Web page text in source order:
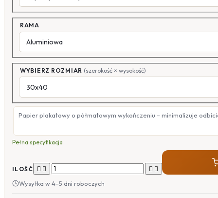
RAMA
WYBIERZ ROZMIAR (szerokość × wysokość)
Papier plakatowy o półmatowym wykończeniu – minimalizuje
Pełna specyfikacja
ILOŚĆ    
Wysyłka w 4–5 dni roboczych